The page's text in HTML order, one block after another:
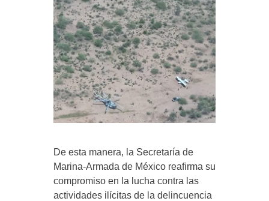
De esta manera, la Secretaría de
Marina-Armada de México reafirma su
compromiso en la lucha contra las
actividades ilícitas de la delincuencia